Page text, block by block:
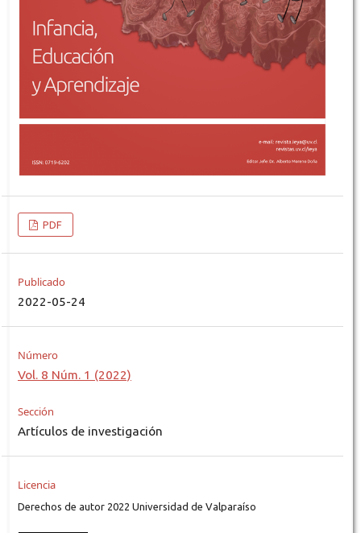
PDF
Publicado
2022-05-24
Número
Vol. 8 Núm. 1 (2022)
Sección
Artículos de investigación
Licencia
Derechos de autor 2022 Universidad de Valparaíso